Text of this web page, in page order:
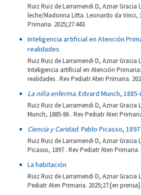
Ruiz Ruiz de Larramendi D, Aznar Gracia
leche/Madonna Litta. Leonardo da Vinci,
Primaria. 2025;27:443.
Inteligencia artificial en Atención
realidades
Ruiz Ruiz de Larramendi D, Aznar Gracia
Inteligencia artificial en Atención
realidades . Rev Pediatr Aten Primaria.
La niña enferma. Edvard Munch, 1885-
Ruiz Ruiz de Larramendi D, Aznar Gracia
Munch, 1885-86 . Rev Pediatr Aten
Ciencia y Caridad. Pablo Picasso, 1897
Ruiz Ruiz de Larramendi D, Aznar Gracia
Picasso, 1897 . Rev Pediatr Aten Primaria.
La habitación
Ruiz Ruiz de Larramendi D, Aznar Gracia
Pediatr Aten Primaria. 2025;27:[en prensa].